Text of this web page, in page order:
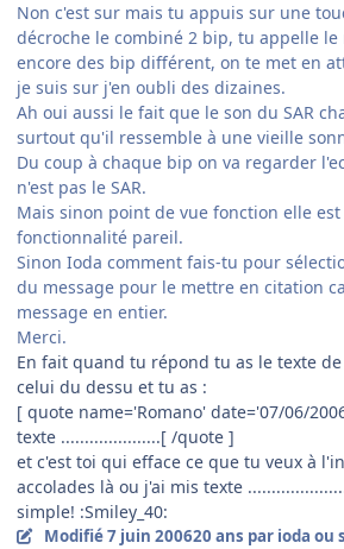
Non c'est sur mais tu appuis sur une
décroche le combiné 2 bip, tu appelle le
encore des bip différent, on te met en
je suis sur j'en oubli des dizaines.
Ah oui aussi le fait que le son du SAR
surtout qu'il ressemble à une vieille
Du coup à chaque bip on va regarder
n'est pas le SAR.
Mais sinon point de vue fonction elle
fonctionnalité pareil.
Sinon Ioda comment fais-tu pour
du message pour le mettre en citation
message en entier.
Merci.
En fait quand tu répond tu as le texte
celui du dessu et tu as :
[ quote name='Romano' date='07/06/
texte .....................[ /quote ]
et c'est toi qui efface ce que tu veux à
accolades là ou j'ai mis texte
simple! :Smiley_40:
Modifié7 juin 200620 ans par ioda ou